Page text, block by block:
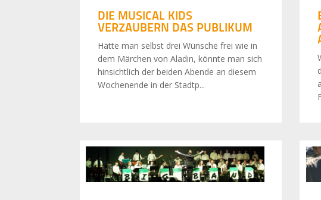
DIE MUSICAL KIDS
VERZAUBERN DAS PUBLIKUM
Hätte man selbst drei Wünsche frei wie in
dem Märchen von Aladin, könnte man sich
hinsichtlich der beiden Abende an diesem
Wochenende in der Stadtp...